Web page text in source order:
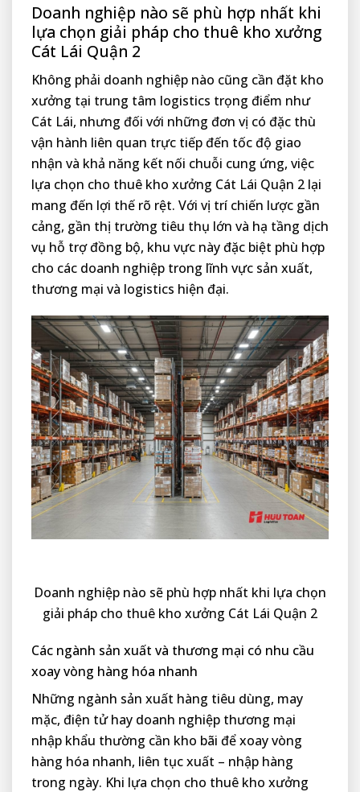
Doanh nghiệp nào sẽ phù hợp nhất khi
lựa chọn giải pháp cho thuê kho xưởng
Cát Lái Quận 2
Không phải doanh nghiệp nào cũng cần đặt kho
xưởng tại trung tâm logistics trọng điểm như
Cát Lái, nhưng đối với những đơn vị có đặc thù
vận hành liên quan trực tiếp đến tốc độ giao
nhận và khả năng kết nối chuỗi cung ứng, việc
lựa chọn cho thuê kho xưởng Cát Lái Quận 2 lại
mang đến lợi thế rõ rệt. Với vị trí chiến lược gần
cảng, gần thị trường tiêu thụ lớn và hạ tầng dịch
vụ hỗ trợ đồng bộ, khu vực này đặc biệt phù hợp
cho các doanh nghiệp trong lĩnh vực sản xuất,
thương mại và logistics hiện đại.
Doanh nghiệp nào sẽ phù hợp nhất khi lựa chọn
giải pháp cho thuê kho xưởng Cát Lái Quận 2
Các ngành sản xuất và thương mại có nhu cầu
xoay vòng hàng hóa nhanh
Những ngành sản xuất hàng tiêu dùng, may
mặc, điện tử hay doanh nghiệp thương mại
nhập khẩu thường cần kho bãi để xoay vòng
hàng hóa nhanh, liên tục xuất – nhập hàng
trong ngày. Khi lựa chọn cho thuê kho xưởng